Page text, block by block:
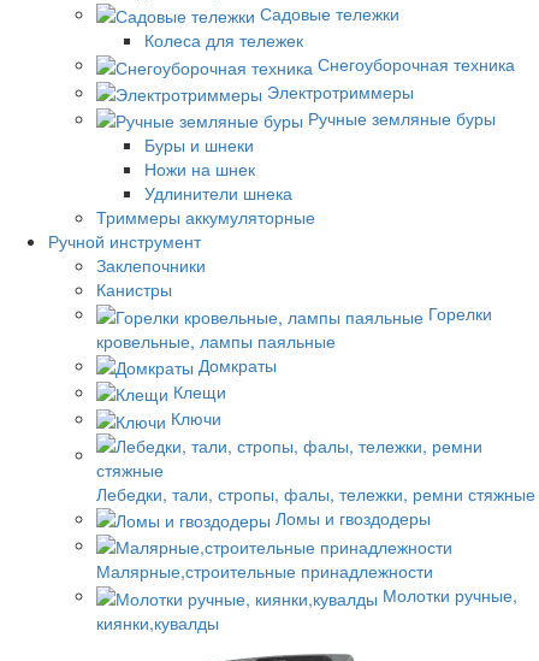
Садовые тележки
Колеса для тележек
Снегоуборочная техника
Электротриммеры
Ручные земляные буры
Буры и шнеки
Ножи на шнек
Удлинители шнека
Триммеры аккумуляторные
Ручной инструмент
Заклепочники
Канистры
Горелки
кровельные, лампы паяльные
Домкраты
Клещи
Ключи
Лебедки, тали, стропы, фалы, тележки, ремни стяжные
Ломы и гвоздодеры
Малярные,строительные принадлежности
Молотки ручные,
киянки,кувалды